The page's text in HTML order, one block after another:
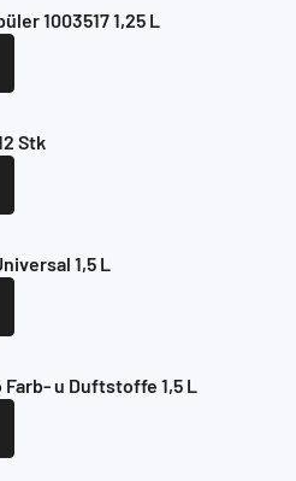
1003517 1,25 L
Stk
1,5 L
u Duftstoffe 1,5 L